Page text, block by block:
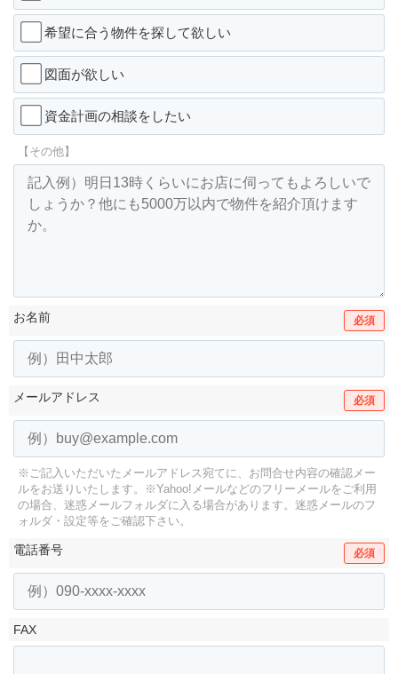
希望に合う物件を探して欲しい
図面が欲しい
資金計画の相談をしたい
【その他】
お名前 必須
メールアドレス 必須
※ご記入いただいたメールアドレス宛てに、お問合せ内容の確認メー
ルをお送りいたします。
※Yahoo!メールなどのフリーメールをご利用
の場合、迷惑メールフォルダに入る場合があります。 迷惑メールのフ
ォルダ・設定等をご確認下さい。
電話番号 必須
FAX